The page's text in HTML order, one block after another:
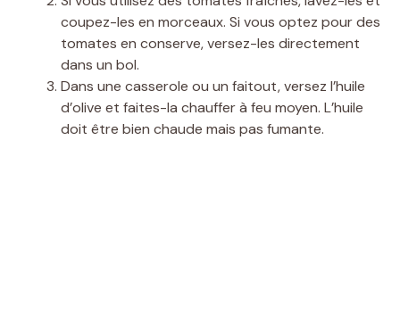
coupez-les en morceaux. Si vous optez pour des
tomates en conserve, versez-les directement
dans un bol.
Dans une casserole ou un faitout, versez l’huile
d’olive et faites-la chauffer à feu moyen. L’huile
doit être bien chaude mais pas fumante.